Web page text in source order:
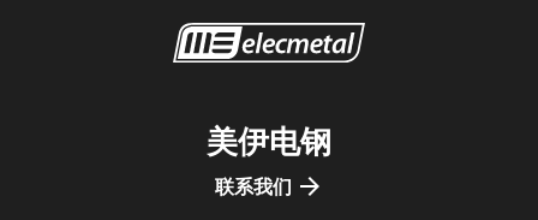
美伊电钢
联系我们